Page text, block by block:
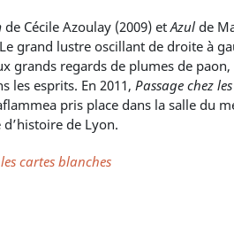
de Cécile Azoulay (2009) etAzul de
grand lustre oscillant de droite à
grands regards de plumes de
les esprits. En 2011, Passage chez
pris place dans la salle du
de Lyon.
cartes blanches